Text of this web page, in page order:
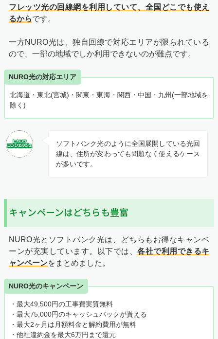
フレッツ光の回線網を利用していて、全国どこでも使え
るからです。
一方NURO光は、独自回線で対応エリアが限られている
ので、一部の地域でしか利用できないのが難点です。
NURO光の対応エリア
北海道・東北(宮城)・関東・東海・関西・中国・九州(一部地域を
除く)
ソフトバンク光のように全国展開している光回
線は、住所が変わっても問題なく使えるケース
が多いです。
キャンペーンはどちらも豊富
NURO光とソフトバンク光は、どちらもお得なキャンペ
ーンが充実しています。以下では、 各社で利用できるキ
ャンペーンをまとめました。
NURO光のキャンペーン
・最大49,500円の工事費実質無料
・最大75,000円のキャッシュバックが貰える
・最大2ヶ月は月額料金と解約費用が無料
・他社違約金を最大6万円まで還元